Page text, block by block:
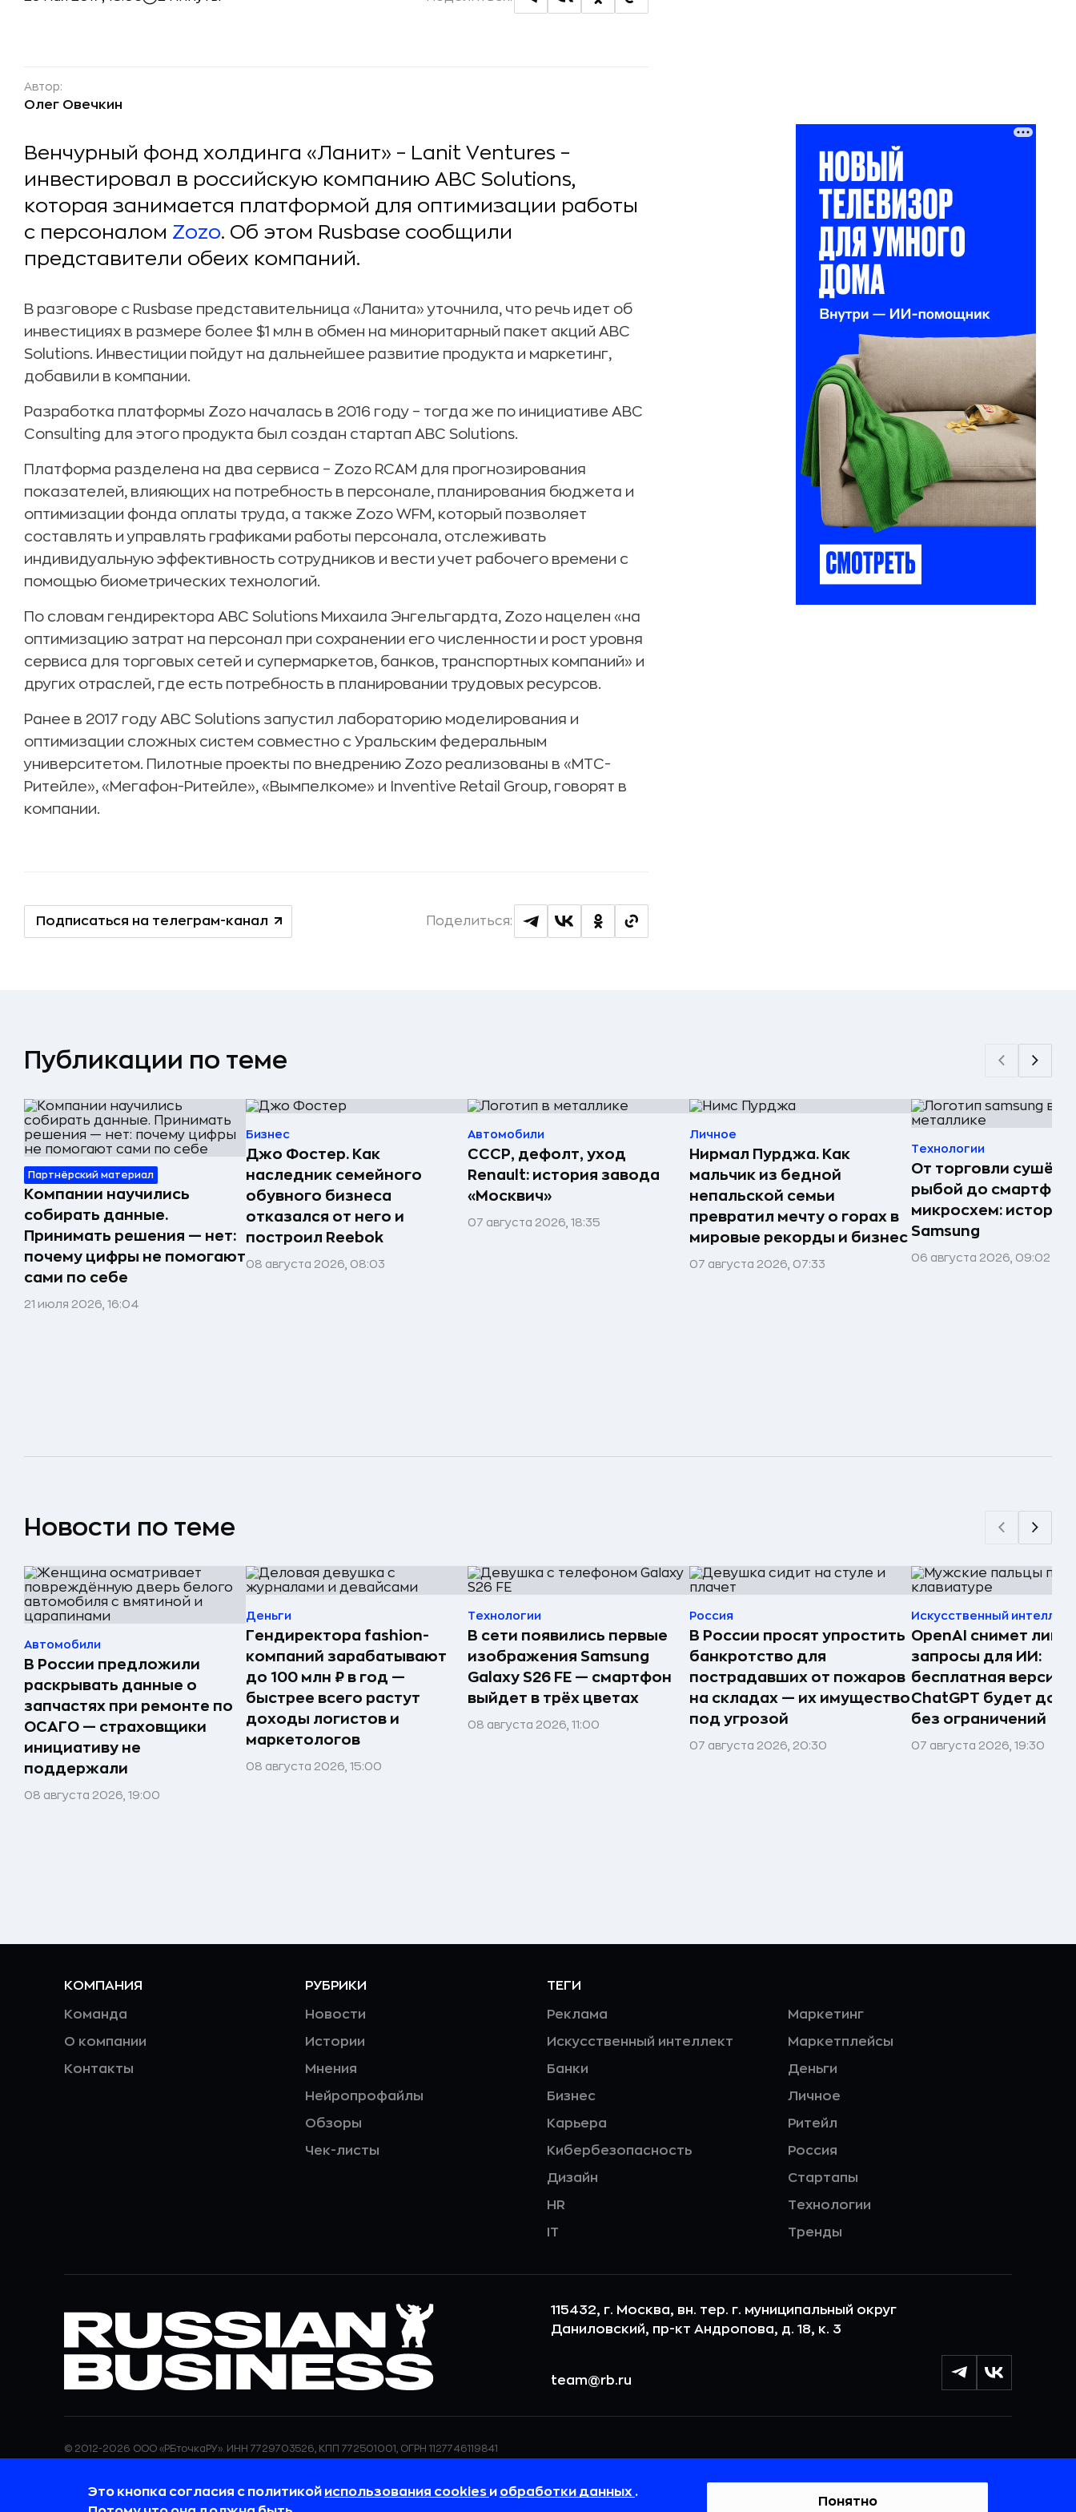
Автор:
Олег Овечкин
Венчурный фонд холдинга «Ланит» – Lanit Ventures –
инвестировал в российскую компанию ABC Solutions,
которая занимается платформой для оптимизации работы
с персоналом Zozo. Об этом Rusbase сообщили
представители обеих компаний.
В разговоре с Rusbase представительница «Ланита» уточнила, что речь идет об
инвестициях в размере более $1 млн в обмен на миноритарный пакет акций ABC
Solutions. Инвестиции пойдут на дальнейшее развитие продукта и маркетинг,
добавили в компании.
Разработка платформы Zozo началась в 2016 году – тогда же по инициативе ABC
Consulting для этого продукта был создан стартап ABC Solutions.
Платформа разделена на два сервиса – Zozo RCAM для прогнозирования
показателей, влияющих на потребность в персонале, планирования бюджета и
оптимизации фонда оплаты труда, а также Zozo WFM, который позволяет
составлять и управлять графиками работы персонала, отслеживать
индивидуальную эффективность сотрудников и вести учет рабочего времени с
помощью биометрических технологий.
По словам гендиректора ABC Solutions Михаила Энгельгардта, Zozo нацелен «на
оптимизацию затрат на персонал при сохранении его численности и рост уровня
сервиса для торговых сетей и супермаркетов, банков, транспортных компаний» и
других отраслей, где есть потребность в планировании трудовых ресурсов.
Ранее в 2017 году ABC Solutions запустил лабораторию моделирования и
оптимизации сложных систем совместно с Уральским федеральным
университетом. Пилотные проекты по внедрению Zozo реализованы в «МТС-
Ритейле», «Мегафон-Ритейле», «Вымпелкоме» и Inventive Retail Group, говорят в
компании.
Подписаться на телеграм-канал Поделиться:
Публикации по теме
Партнёрский материал
Компании научились
собирать данные.
Принимать решения — нет:
почему цифры не помогают
сами по себе
21 июля 2026, 16:04
Бизнес
Джо Фостер. Как
наследник семейного
обувного бизнеса
отказался от него и
построил Reebok
08 августа 2026, 08:03
Автомобили
СССР, дефолт, уход
Renault: история завода
«Москвич»
07 августа 2026, 18:35
Личное
Нирмал Пурджа. Как
мальчик из бедной
непальской семьи
превратил мечту о горах в
мировые рекорды и бизнес
07 августа 2026, 07:33
Технологии
От торговли
рыбой до
микросхем: история
Samsung
06 августа 2026, 09:02
Новости по теме
Автомобили
В России предложили
раскрывать данные о
запчастях при ремонте по
ОСАГО — страховщики
инициативу не
поддержали
08 августа 2026, 19:00
Деньги
Гендиректора fashion-
компаний зарабатывают
до 100 млн ₽ в год —
быстрее всего растут
доходы логистов и
маркетологов
08 августа 2026, 15:00
Технологии
В сети появились первые
изображения Samsung
Galaxy S26 FE — смартфон
выйдет в трёх цветах
08 августа 2026, 11:00
Россия
В России просят упростить
банкротство для
пострадавших от пожаров
на складах — их имущество
под угрозой
07 августа 2026, 20:30
Искусственный
OpenAI снимет
запросы для ИИ:
бесплатная версия
ChatGPT будет
без ограничений
07 августа 2026, 19:30
КОМПАНИЯ
Команда
О компании
Контакты
РУБРИКИ
Новости
Истории
Мнения
Нейропрофайлы
Обзоры
Чек-листы
ТЕГИ
Реклама
Искусственный интеллект
Банки
Бизнес
Карьера
Кибербезопасность
Дизайн
HR
IT
Маркетинг
Маркетплейсы
Деньги
Личное
Ритейл
Россия
Стартапы
Технологии
Тренды
115432, г. Москва, вн. тер. г. муниципальный округ
Даниловский, пр-кт Андропова, д. 18, к. 3
team@rb.ru
© 2012-2026 ООО «РБточкаРУ». ИНН 7729703526, КПП 772501001, ОГРН 1127746119841
требованиях к защите персональных данных отражены в Политике в отношении
обработки персональных данных.
повышения удобства пользования веб-сайтом. Если вы не хотите, чтобы ваши
пользовательские данные обрабатывались, пожалуйста, ограничьте их использование в
Это кнопка согласия с политикой использования cookies и обработки данных .
Понятно